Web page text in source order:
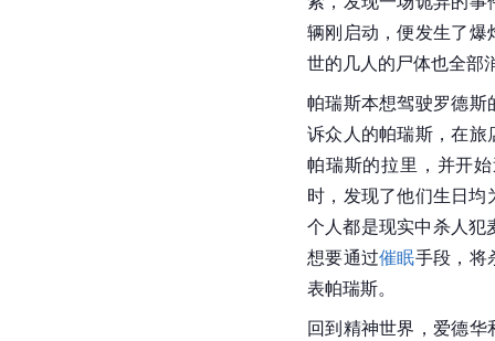
辆刚启动，便发生了爆
世的几人的尸体也全部
帕瑞斯本想驾驶罗德斯
诉众人的帕瑞斯，在旅
帕瑞斯的拉里，并开
时，发现了他们生日
个人都是现实中杀人犯
想要通过催眠手段，将
表帕瑞斯。
回到精神世界，爱德